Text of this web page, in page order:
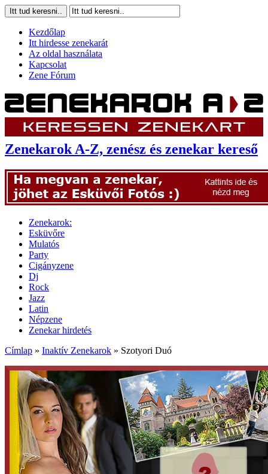
Kezdőlap
Itt hirdesse zenekarát
Az oldal használata
Kapcsolat
Zene Fórum
Zenekarok A-Z, zenész és zenekar kereső
Zenekarok:
Esküvőre
Mulatós
Party
Cigányzene
Dj
Rock
Jazz
Latin
Népzene
Zenekar hirdetés
Címlap » Inaktív Zenekarok » Szotyori Duó